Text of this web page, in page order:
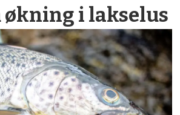
økning i lakselus